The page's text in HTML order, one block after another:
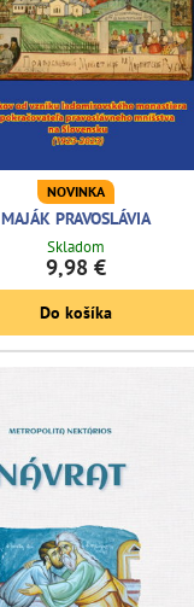
NOVINKA
MAJÁK PRAVOSLÁVIA
Skladom
9,98 €
Do košíka